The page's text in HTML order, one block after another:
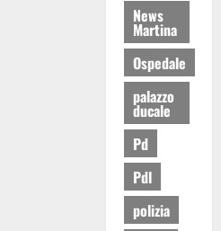
News
Martina
Ospedale
palazzo
ducale
Pd
Pdl
polizia